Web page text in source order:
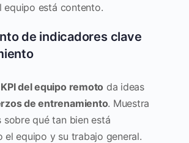
equipo está contento.
de indicadores clave
KPI del equipo remoto da ideas
de entrenamiento. Muestra
sobre qué tan bien está
el equipo y su trabajo general.